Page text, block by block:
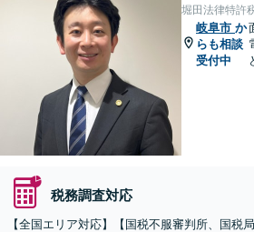
堀田法律特許
岐阜市 か
らも相談
受付中
税務調査対応
【全国エリア対応】【国税不服審判所、国税